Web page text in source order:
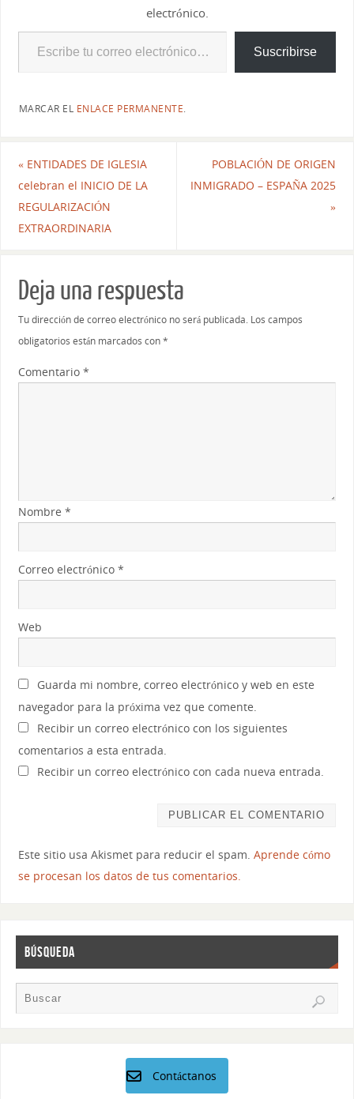
electrónico.
Suscribirse
MARCAR EL ENLACE PERMANENTE.
«ENTIDADES DE IGLESIA
celebran el INICIO DE LA
REGULARIZACIÓN
EXTRAORDINARIA
POBLACIÓN DE ORIGEN
INMIGRADO – ESPAÑA 2025
»
Deja una respuesta
Tu dirección de correo electrónico no será publicada. Los campos
obligatorios están marcados con*
Comentario *
Nombre *
Correo electrónico *
Web
Guarda mi nombre, correo electrónico y web en este
navegador para la próxima vez que comente.
Recibir un correo electrónico con los siguientes
comentarios a esta entrada.
Recibir un correo electrónico con cada nueva entrada.
Este sitio usa Akismet para reducir el spam. Aprende cómo
se procesan los datos de tus comentarios.
BÚSQUEDA
Contáctanos